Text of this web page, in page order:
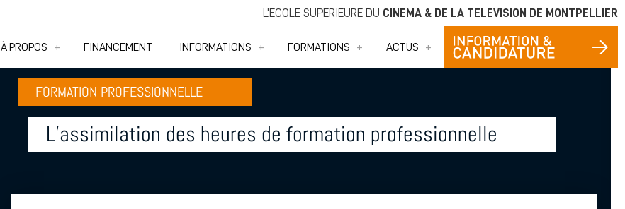
L’ÉCOLE SUPÉRIEURE DU CINÉMA & DE LA TÉLÉVISION DE MONTPELLIER
À PROPOS FINANCEMENT INFORMATIONS FORMATIONS ACTUS
FORMATION PROFESSIONNELLE
L’assimilation des heures de formation professionnelle